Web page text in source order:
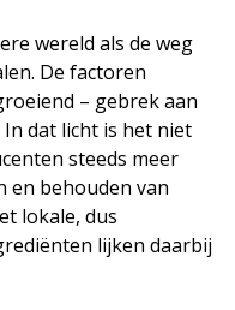
wereld als de weg
De factoren
– gebrek aan
dat licht is het niet
steeds meer
en behouden van
lokale, dus
lijken daarbij